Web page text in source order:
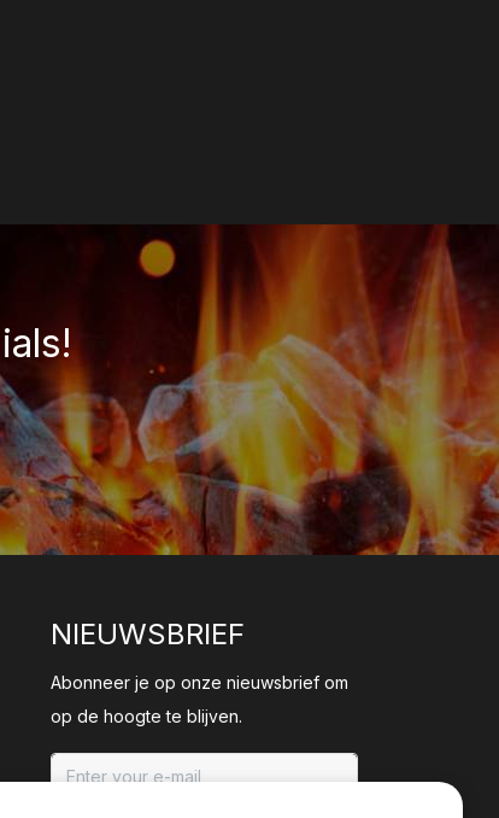
NIEUWSBRIEF
Abonneer je op onze nieuwsbrief om
op de hoogte te blijven.